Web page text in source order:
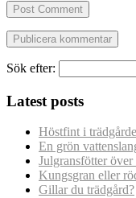
Post Comment
Sök efter:
Latest posts
Höstfint i
En grön
Julgransfötter
Kungsgran eller
Gillar du trädgård?